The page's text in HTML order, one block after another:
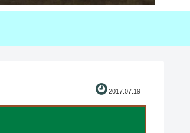
2017.07.19